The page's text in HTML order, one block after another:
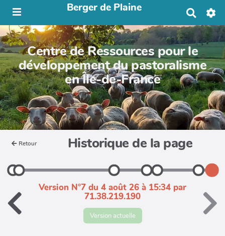
Berger de Plaine
h
e
r
c
h
e
r
Centre de Ressources pour le
développement du pastoralisme
en Île-de-France
Retour Historique de la page
Version N°7 du 4 août 26 à 15:34 par
71.38.219.190
Version actuelle